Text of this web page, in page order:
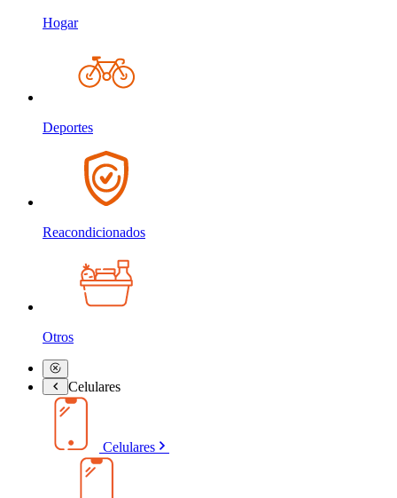
Hogar
Deportes
Reacondicionados
Otros
Celulares
Celulares